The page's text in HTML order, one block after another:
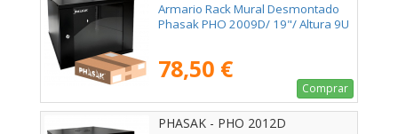
Armario Rack Mural Desmontado
Phasak PHO 2009D/ 19"/ Altura 9U
78,50 €
Comprar
PHASAK - PHO 2012D